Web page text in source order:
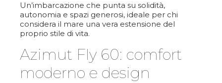
Un’imbarcazione che punta su solidità,
autonomia e spazi generosi, ideale per chi
considera il mare una vera estensione del
proprio stile di vita.
Azimut Fly 60: comfort
moderno e design